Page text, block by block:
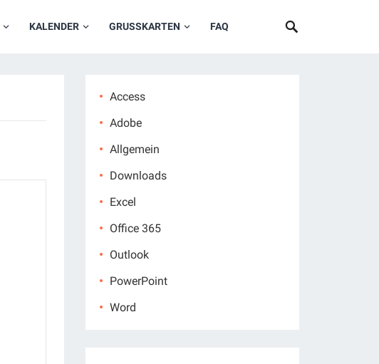
KALENDER GRUSSKARTEN FAQ
Access
Adobe
Allgemein
Downloads
Excel
Office 365
Outlook
PowerPoint
Word